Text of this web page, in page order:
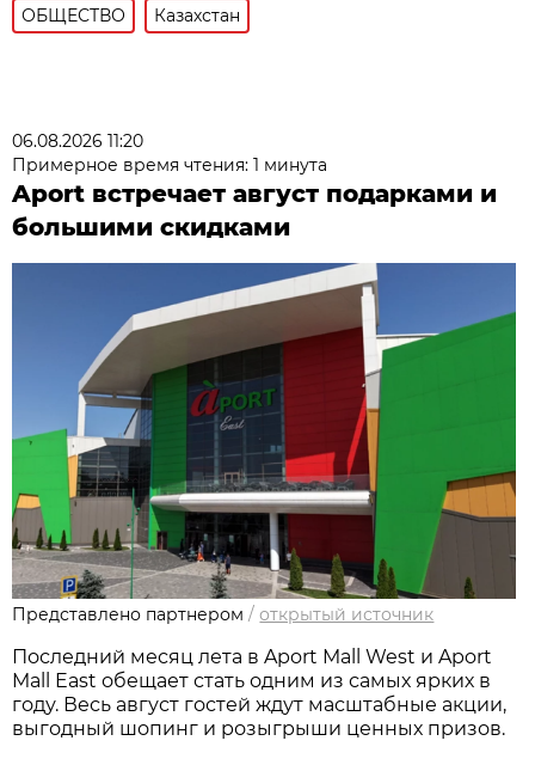
ОБЩЕСТВО Казахстан
06.08.2026 11:20
Примерное время чтения: 1 минута
Aport встречает август подарками и
большими скидками
Представлено партнером /открытый источник
Последний месяц лета в Aport Mall West и Aport
Mall East обещает стать одним из самых ярких в
году. Весь август гостей ждут масштабные акции,
выгодный шопинг и розыгрыши ценных призов.